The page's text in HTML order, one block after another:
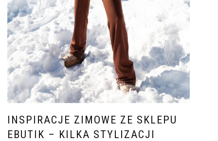
INSPIRACJE ZIMOWE ZE SKLEPU
EBUTIK – KILKA STYLIZACJI